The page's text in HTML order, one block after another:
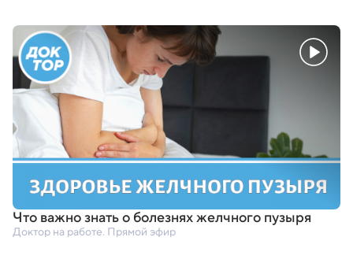
Что важно знать о болезнях желчного пузыря
Доктор на работе. Прямой эфир